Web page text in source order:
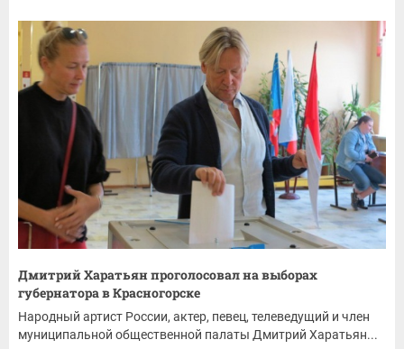
Дмитрий Харатьян проголосовал на выборах
губернатора в Красногорске
Народный артист России, актер, певец, телеведущий и член
муниципальной общественной палаты Дмитрий Харатьян...